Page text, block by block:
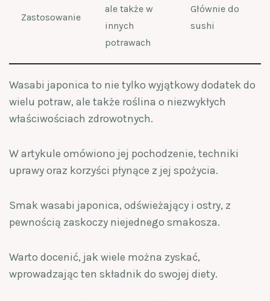
Zastosowanie
ale także w
innych
potrawach
Głównie do
sushi
Wasabi japonica to nie tylko wyjątkowy dodatek do
wielu potraw, ale także roślina o niezwykłych
właściwościach zdrowotnych.
W artykule omówiono jej pochodzenie, techniki
uprawy oraz korzyści płynące z jej spożycia.
Smak wasabi japonica, odświeżający i ostry, z
pewnością zaskoczy niejednego smakosza.
Warto docenić, jak wiele można zyskać,
wprowadzając ten składnik do swojej diety.